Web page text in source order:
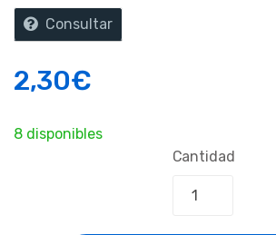
Consultar
2,30€
8 disponibles
Cantidad